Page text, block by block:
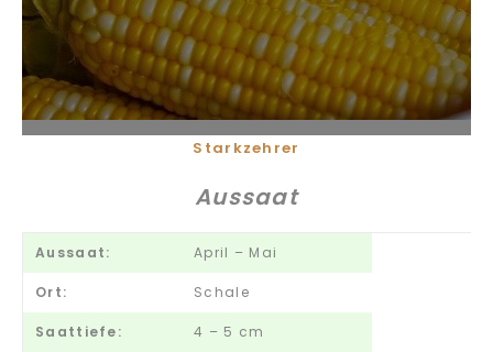
Starkzehrer
Aussaat
Aussaat: April – Mai
Ort: Schale
Saattiefe: 4 – 5 cm